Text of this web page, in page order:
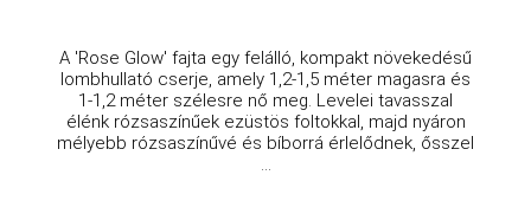
A 'Rose Glow' fajta egy felálló, kompakt növekedésű
lombhullató cserje, amely 1,2-1,5 méter magasra és
1-1,2 méter szélesre nő meg. Levelei tavasszal
élénk rózsaszínűek ezüstös foltokkal, majd nyáron
mélyebb rózsaszínűvé és bíborrá érlelődnek, ősszel
...